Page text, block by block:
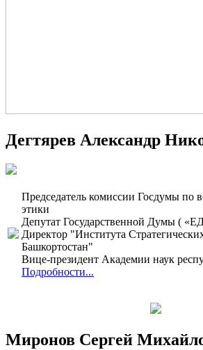
Дегтярев Александр
Председатель комиссии Госдумы по
этики
Депутат Государственной Думы (
Директор "Института
Башкортостан"
Вице-президент Академии наук
Подробности...
Миронов Сергей